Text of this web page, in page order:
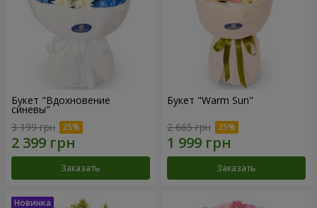
Букет "Вдохновение
синевы"
3 199 грн
Заказать
Букет "Warm Sun"
2 665 грн
Заказать